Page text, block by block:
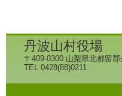
丹波山村役場
〒409-0300 山梨県北都留
TEL 0428(88)0211